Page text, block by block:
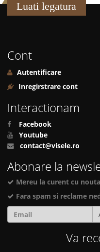
Luati legatura
Cont
Autentificare
Inregirstrare cont
Interactionam
Facebook
Youtube
contact@visele.ro
Abonare la
Mereu la curent cu
Fara spam si reclame
Va